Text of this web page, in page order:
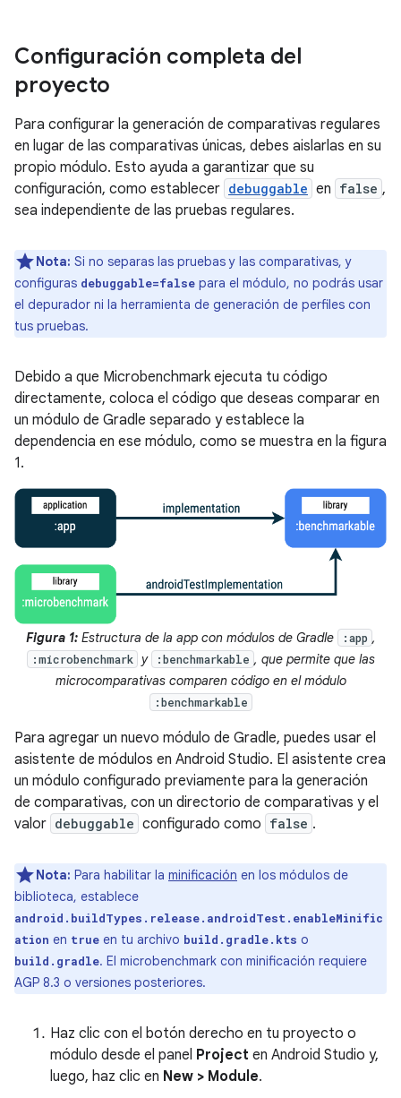
Configuración completa del
proyecto
Para configurar la generación de comparativas regulares
en lugar de las comparativas únicas, debes aislarlas en su
propio módulo. Esto ayuda a garantizar que su
configuración, como establecer debuggable en false ,
sea independiente de las pruebas regulares.
Nota: Si no separas las pruebas y las comparativas, y
configuras debuggable=false para el módulo, no podrás usar
el depurador ni la herramienta de generación de perfiles con
tus pruebas.
Debido a que Microbenchmark ejecuta tu código
directamente, coloca el código que deseas comparar en
un módulo de Gradle separado y establece la
dependencia en ese módulo, como se muestra en la figura
1.
Figura 1:Estructura de la app con módulos de Gradle :app ,
:microbenchmark y :benchmarkable , que permite que las
microcomparativas comparen código en el módulo
:benchmarkable
Para agregar un nuevo módulo de Gradle, puedes usar el
asistente de módulos en Android Studio. El asistente crea
un módulo configurado previamente para la generación
de comparativas, con un directorio de comparativas y el
valor debuggable configurado como false .
Nota: Para habilitar la minificación en los módulos de
biblioteca, establece
android.buildTypes.release.androidTest.enableMinific
ation en true en tu archivo build.gradle.kts o
build.gradle. El microbenchmark con minificación requiere
AGP 8.3 o versiones posteriores.
Haz clic con el botón derecho en tu proyecto o
módulo desde el panel Project en Android Studio y,
luego, haz clic en New > Module.